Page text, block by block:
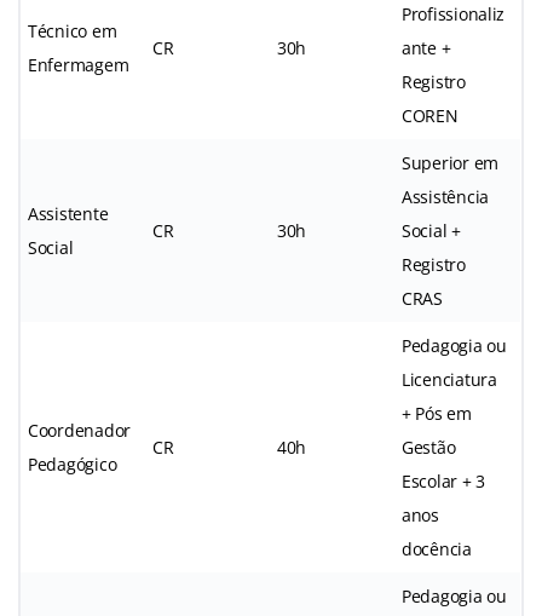
Técnico em
Enfermagem
CR 30h
Profissionaliz
ante +
Registro
COREN
Assistente
Social
CR 30h
Superior em
Assistência
Social +
Registro
CRAS
Coordenador
Pedagógico
CR 40h
Pedagogia ou
Licenciatura
+ Pós em
Gestão
Escolar + 3
anos
docência
Pedagogia ou